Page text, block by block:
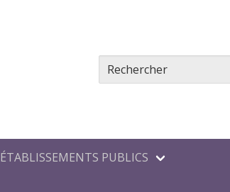
ÉTABLISSEMENTS PUBLICS